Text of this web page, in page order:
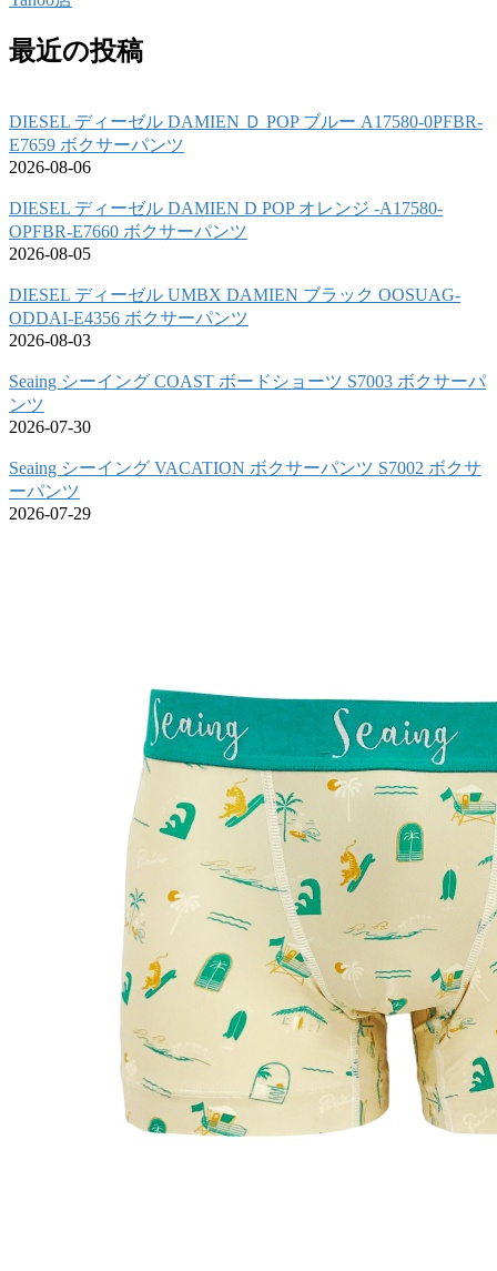
最近の投稿
DIESEL ディーゼル DAMIEN Ｄ POP ブルー A17580-0PFBR-
E7659 ボクサーパンツ
2026-08-06
DIESEL ディーゼル DAMIEN D POP オレンジ -A17580-
OPFBR-E7660 ボクサーパンツ
2026-08-05
DIESEL ディーゼル UMBX DAMIEN ブラック OOSUAG-
ODDAI-E4356 ボクサーパンツ
2026-08-03
Seaing シーイング COAST ボードショーツ S7003 ボクサーパ
ンツ
2026-07-30
Seaing シーイング VACATION ボクサーパンツ S7002 ボクサ
ーパンツ
2026-07-29